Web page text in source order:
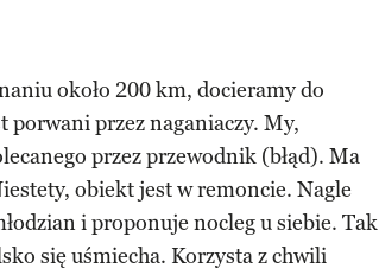
około 200 km, docieramy do
przez naganiaczy. My,
przez przewodnik (błąd). Ma
obiekt jest w remoncie. Nagle
i proponuje nocleg u siebie. Tak
się uśmiecha. Korzysta z chwili